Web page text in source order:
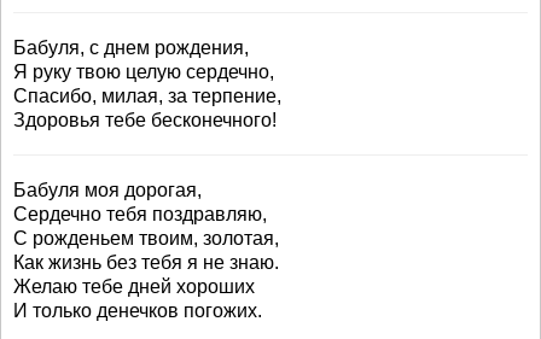
Бабуля, с днем рождения,
Я руку твою целую сердечно,
Спасибо, милая, за терпение,
Здоровья тебе бесконечного!
Бабуля моя дорогая,
Сердечно тебя поздравляю,
С рожденьем твоим, золотая,
Как жизнь без тебя я не знаю.
Желаю тебе дней хороших
И только денечков погожих.